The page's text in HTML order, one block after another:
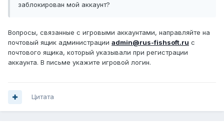
заблокирован мой аккаунт?
Вопросы, связанные с игровыми аккаунтами, направляйте на
почтовый ящик администрации admin@rus-fishsoft.ru с
почтового ящика, который указывали при регистрации
аккаунта. В письме укажите игровой логин.
Цитата